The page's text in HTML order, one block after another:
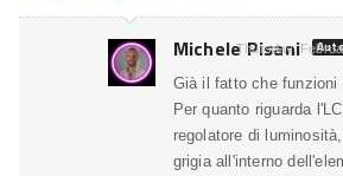
Michele Pisani
Thursday,
Già il fatto che funzioni
Per quanto riguarda
regolatore di
grigia all'interno